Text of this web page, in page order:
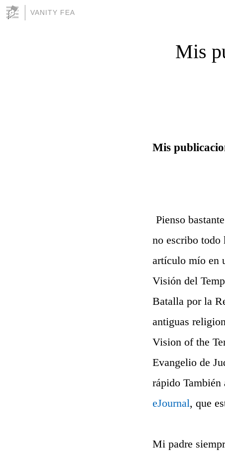
VANITY FEA
Mis
Mis
Pienso
no escribo todo
artículo mío en
Visión del
Batalla por la
antiguas
Vision of the
Evangelio de
rápido También
eJournal, que
Mi padre